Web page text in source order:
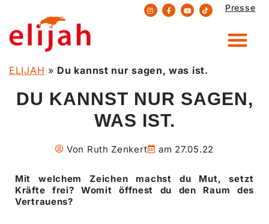
Zum
Inhalt
springen
Presse
ELIJAH » Du kannst nur sagen, was ist.
DU KANNST NUR SAGEN,
WAS IST.
Von Ruth Zenkert am 27.05.22
Mit welchem Zeichen machst du Mut, setzt
Kräfte frei? Womit öffnest du den Raum des
Vertrauens?